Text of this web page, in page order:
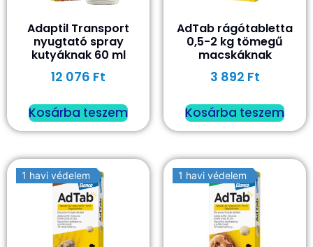
Adaptil Transport
nyugtató spray
kutyáknak 60 ml
12 076 Ft
Kosárba teszem
AdTab rágótabletta
0,5-2 kg tömegű
macskáknak
3 892 Ft
Kosárba teszem
1 havi védelem 1 havi védelem